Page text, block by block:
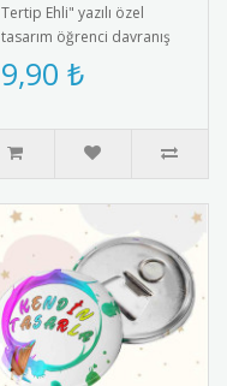
Tertip Ehli" yazılı özel
tasarım öğrenci davranış
rozeti. Örnek öğrencileri
ödüllendirmek için ideal..
9,90 ₺